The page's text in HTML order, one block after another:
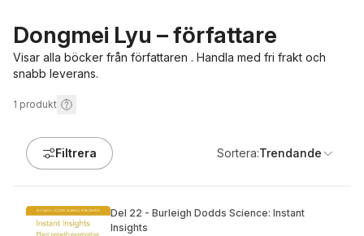
Dongmei Lyu – författare
Visar alla böcker från författaren . Handla med fri frakt och
snabb leverans.
1 produkt
Filtrera Sortera:Trendande
Del 22 - Burleigh Dodds Science: Instant
Insights